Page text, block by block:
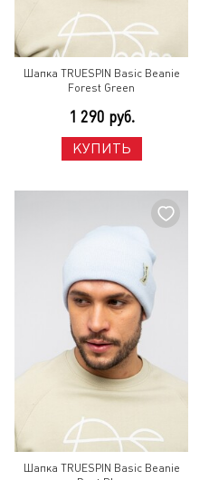
Шапка TRUESPIN Basic Beanie
Forest Green
1 290 руб.
КУПИТЬ
Шапка TRUESPIN Basic Beanie